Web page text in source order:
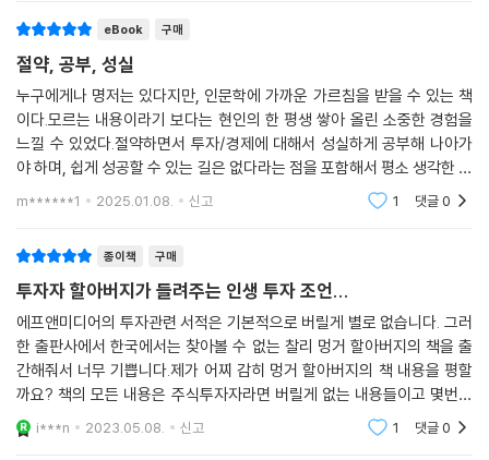
eBook 구매
절약, 공부, 성실
누구에게나 명저는 있다지만, 인문학에 가까운 가르침을 받을 수 있는 책
이다.모르는 내용이라기 보다는 현인의 한 평생 쌓아 올린 소중한 경험을
느낄 수 있었다.절약하면서 투자/경제에 대해서 성실하게 공부해 나아가
야 하며, 쉽게 성공할 수 있는 길은 없다라는 점을 포함해서 평소 생각한 것
에서 크게 다르지 않다고 느꼈지만, 무엇보다 실행이 가능한가?에 대한 의
m******1 2025.01.08. 신고 1 댓글0
종이책 구매
투자자 할아버지가 들려주는 인생 투자 조언...
에프앤미디어의 투자관련 서적은 기본적으로 버릴게 별로 없습니다. 그러
한 출판사에서 한국에서는 찾아볼 수 없는 찰리 멍거 할아버지의 책을 출
간해줘서 너무 기쁩니다.제가 어찌 감히 멍거 할아버지의 책 내용을 평할
까요? 책의 모든 내용은 주식투자자라면 버릴게 없는 내용들이고 몇번이
고 다시 곱씹어봐야할 내용들입니다.단지 한가지 아쉬운 점이 있다면 편집
부분인데, 저자분이
i***n 2023.05.08. 신고 1 댓글0